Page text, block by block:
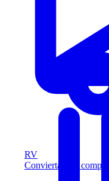
RV
Convierta más